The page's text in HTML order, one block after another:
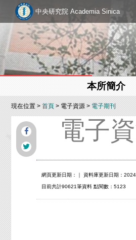
中央研究院 Academia Sinica
本所簡介
現在位置 >首頁> 電子資源 >電子期刊
電子
網頁更新日期： ｜ 資料庫更新日期：
目前共計90621筆資料 點閱數：5123